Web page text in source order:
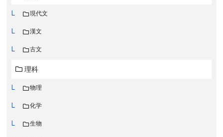
現代文
漢文
古文
理科
物理
化学
生物